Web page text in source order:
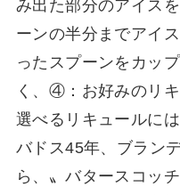
み出た部分のアイス
ーンの半分までアイ
ったスプーンをカッ
く、④：お好みのリ
選べるリキュールに
バドス45年、ブラン
ら、〟バタースコッ